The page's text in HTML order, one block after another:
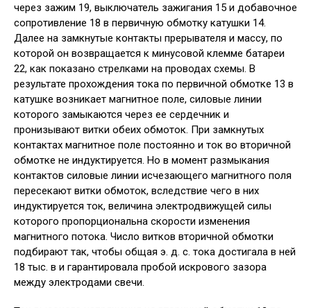
через зажим 19, выключатель зажигания 15 и добавочное
сопротивление 18 в первичную обмотку катушки 14.
Далее на замкнутые контакты прерывателя и массу, по
которой он возвращается к минусовой клемме батареи
22, как показано стрелками на проводах схемы. В
результате прохождения тока по первичной обмотке 13 в
катушке возникает магнитное поле, силовые линии
которого замыкаются через ее сердечник и
пронизывают витки обеих обмоток. При замкнутых
контактах магнитное поле постоянно и ток во вторичной
обмотке не индуктируется. Но в момент размыкания
контактов силовые линии исчезающего магнитного поля
пересекают витки обмоток, вследствие чего в них
индуктируется ток, величина электродвижущей силы
которого пропорциональна скорости изменения
магнитного потока. Число витков вторичной обмотки
подбирают так, чтобы общая э. д. с. тока достигала в ней
18 тыс. в и гарантировала пробой искрового зазора
между электродами свечи.